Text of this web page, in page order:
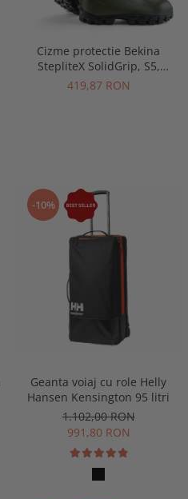
Cizme protectie Bekina
StepliteX SolidGrip, S5,
verde/negru
419,87 RON
-10%
Geanta voiaj cu role Helly
Hansen Kensington 95 litri
1.102,00 RON
991,80 RON